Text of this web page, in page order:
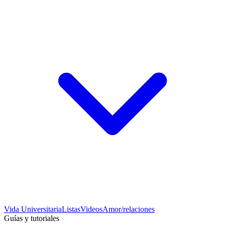
Vida UniversitariaListasVideosAmor/relaciones
Guías y tutoriales